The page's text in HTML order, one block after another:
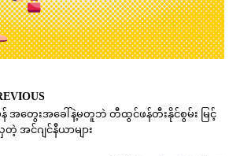
အတွေးအခေါ်နဲ့မတူဘဲ တီထွင်ဖန်တီးနိုင်စွမ်း မြင့်
တဲ့ အင်ဂျင်နီယာများ